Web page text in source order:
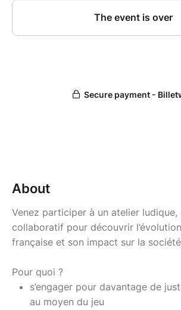
About
Venez participer à un atelier
collaboratif pour découvrir
française et son impact sur la
Pour quoi ?
s’engager pour davantage de
au moyen du jeu